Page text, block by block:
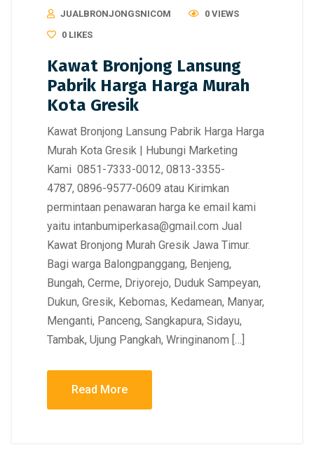
JUALBRONJONGSNICOM
0 VIEWS
0 LIKES
Kawat Bronjong Lansung
Pabrik Harga Harga Murah
Kota Gresik
Kawat Bronjong Lansung Pabrik Harga Harga
Murah Kota Gresik | Hubungi Marketing
Kami 0851-7333-0012, 0813-3355-
4787, 0896-9577-0609 atau Kirimkan
permintaan penawaran harga ke email kami
yaitu intanbumiperkasa@gmail.com Jual
Kawat Bronjong Murah Gresik Jawa Timur.
Bagi warga Balongpanggang, Benjeng,
Bungah, Cerme, Driyorejo, Duduk Sampeyan,
Dukun, Gresik, Kebomas, Kedamean, Manyar,
Menganti, Panceng, Sangkapura, Sidayu,
Tambak, Ujung Pangkah, Wringinanom […]
Read More